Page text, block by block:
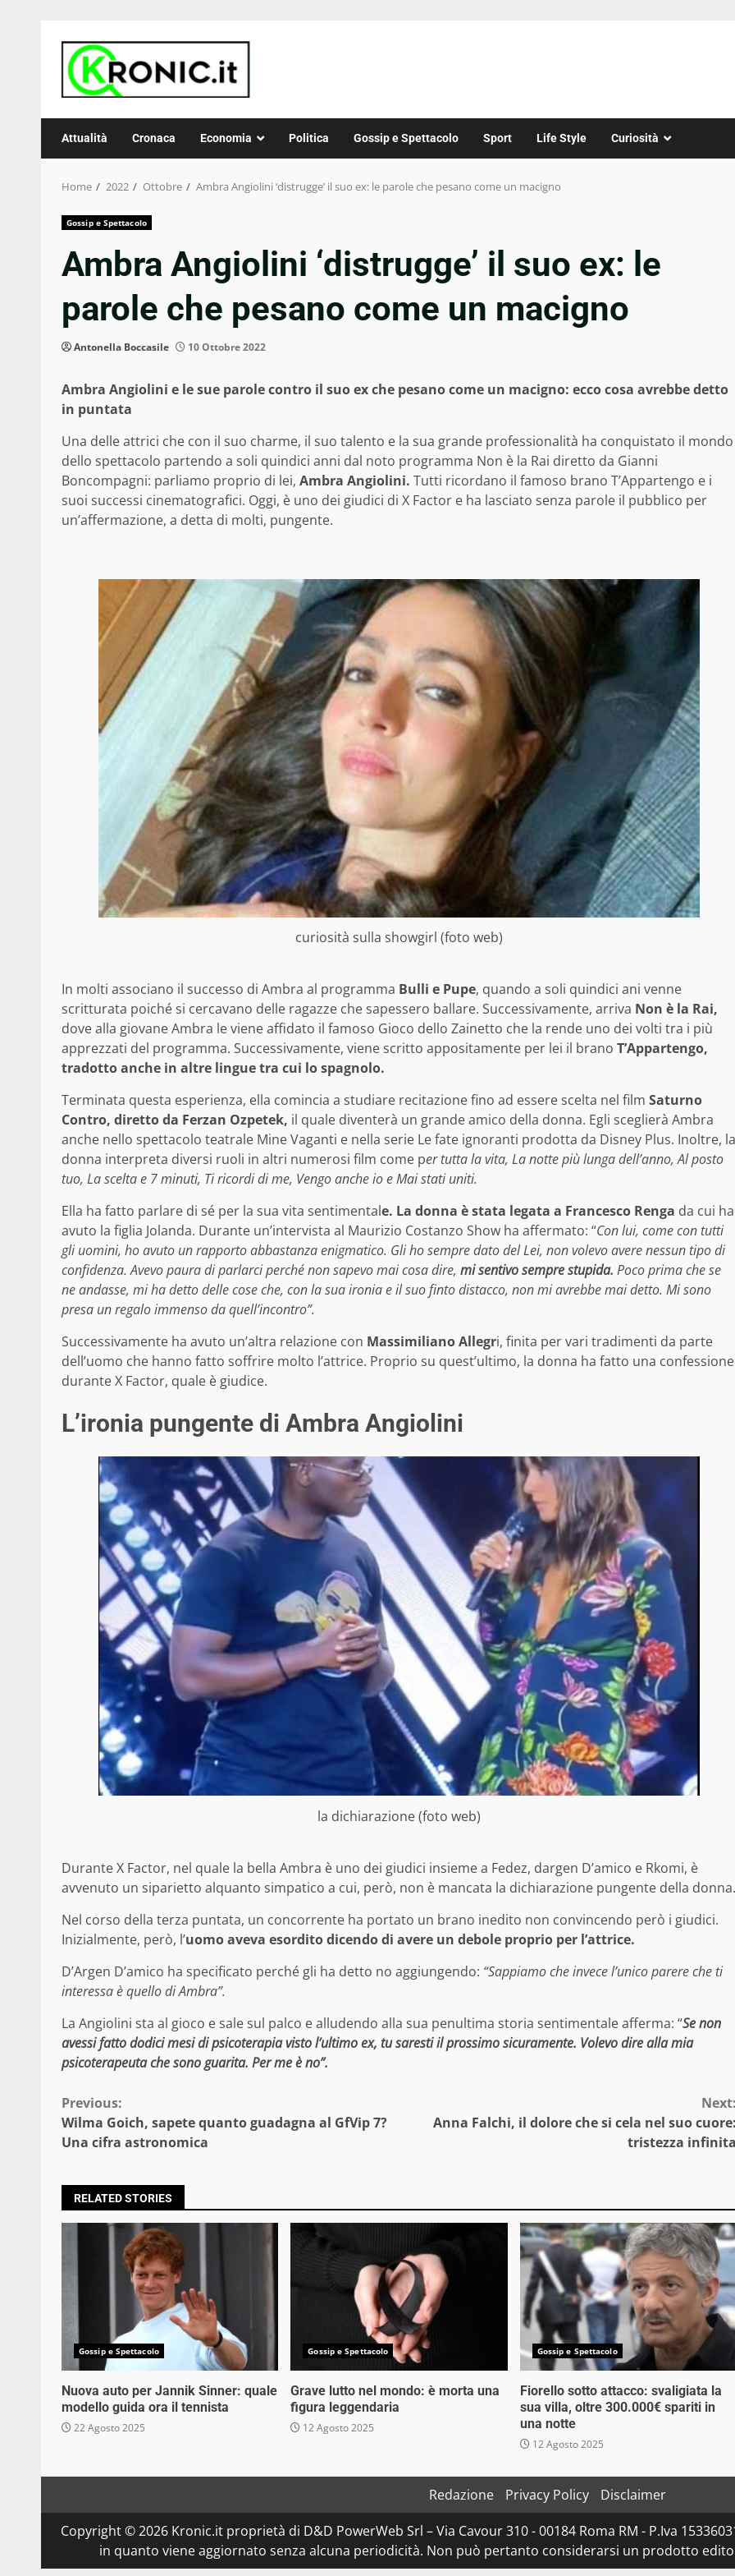
content
Attualità Cronaca Economia Politica Gossip e Spettacolo Sport Life Style Curiosità
Home 2022 Ottobre Ambra Angiolini ‘distrugge’ il suo ex: le parole che pesano come un macigno
Gossip e Spettacolo
Ambra Angiolini ‘distrugge’ il suo ex: le
parole che pesano come un macigno
Antonella Boccasile 10 Ottobre 2022
Ambra Angiolini e le sue parole contro il suo ex che pesano come un macigno: ecco cosa avrebbe detto
in puntata
Una delle attrici che con il suo charme, il suo talento e la sua grande professionalità ha conquistato il mondo
dello spettacolo partendo a soli quindici anni dal noto programma Non è la Rai diretto da Gianni
Boncompagni: parliamo proprio di lei, Ambra Angiolini. Tutti ricordano il famoso brano T’Appartengo e i
suoi successi cinematografici. Oggi, è uno dei giudici di X Factor e ha lasciato senza parole il pubblico per
un’affermazione, a detta di molti, pungente.
curiosità sulla showgirl (foto web)
In molti associano il successo di Ambra al programma Bulli e Pupe, quando a soli quindici ani venne
scritturata poiché si cercavano delle ragazze che sapessero ballare. Successivamente, arriva Non è la Rai,
dove alla giovane Ambra le viene affidato il famoso Gioco dello Zainetto che la rende uno dei volti tra i più
apprezzati del programma. Successivamente, viene scritto appositamente per lei il brano T’Appartengo,
tradotto anche in altre lingue tra cui lo spagnolo.
Terminata questa esperienza, ella comincia a studiare recitazione fino ad essere scelta nel film Saturno
Contro, diretto da Ferzan Ozpetek, il quale diventerà un grande amico della donna. Egli sceglierà Ambra
anche nello spettacolo teatrale Mine Vaganti e nella serie Le fate ignoranti prodotta da Disney Plus. Inoltre, la
donna interpreta diversi ruoli in altri numerosi film come per tutta la vita, La notte più lunga dell’anno, Al posto
tuo, La scelta e 7 minuti, Ti ricordi di me, Vengo anche io e Mai stati uniti.
Ella ha fatto parlare di sé per la sua vita sentimentale. La donna è stata legata a Francesco Renga da cui ha
avuto la figlia Jolanda. Durante un’intervista al Maurizio Costanzo Show ha affermato: “Con lui, come con tutti
gli uomini, ho avuto un rapporto abbastanza enigmatico. Gli ho sempre dato del Lei, non volevo avere nessun tipo di
confidenza. Avevo paura di parlarci perché non sapevo mai cosa dire, mi sentivo sempre stupida. Poco prima che se
ne andasse, mi ha detto delle cose che, con la sua ironia e il suo finto distacco, non mi avrebbe mai detto. Mi sono
presa un regalo immenso da quell’incontro”.
Successivamente ha avuto un’altra relazione con Massimiliano Allegri, finita per vari tradimenti da parte
dell’uomo che hanno fatto soffrire molto l’attrice. Proprio su quest’ultimo, la donna ha fatto una confessione
durante X Factor, quale è giudice.
L’ironia pungente di Ambra Angiolini
la dichiarazione (foto web)
Durante X Factor, nel quale la bella Ambra è uno dei giudici insieme a Fedez, dargen D’amico e Rkomi, è
avvenuto un siparietto alquanto simpatico a cui, però, non è mancata la dichiarazione pungente della donna.
Nel corso della terza puntata, un concorrente ha portato un brano inedito non convincendo però i giudici.
Inizialmente, però, l’uomo aveva esordito dicendo di avere un debole proprio per l’attrice.
D’Argen D’amico ha specificato perché gli ha detto no aggiungendo: “Sappiamo che invece l’unico parere che ti
interessa è quello di Ambra”.
La Angiolini sta al gioco e sale sul palco e alludendo alla sua penultima storia sentimentale afferma: “Se non
avessi fatto dodici mesi di psicoterapia visto l’ultimo ex, tu saresti il prossimo sicuramente. Volevo dire alla mia
psicoterapeuta che sono guarita. Per me è no”.
Continue
Reading
Previous:
Wilma Goich, sapete quanto guadagna al GfVip 7?
Una cifra astronomica
Anna Falchi, il dolore che si cela nel suo
tristezza
RELATED STORIES
Gossip e Spettacolo
Nuova auto per Jannik Sinner: quale
modello guida ora il tennista
22 Agosto 2025
Gossip e Spettacolo
Grave lutto nel mondo: è morta una
figura leggendaria
12 Agosto 2025
Gossip e Spettacolo
Fiorello sotto attacco: svaligiata la
sua villa, oltre 300.000€ spariti in
una notte
12 Agosto 2025
Redazione Privacy Policy
Disclaimer
Copyright © 2026 Kronic.it proprietà di D&D PowerWeb Srl – Via Cavour 310 - 00184 Roma RM - P.Iva
in quanto viene aggiornato senza alcuna periodicità. Non può pertanto considerarsi un prodotto